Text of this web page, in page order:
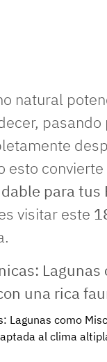
natural
pasando
esto
para tus
visitar este
Lagunas como
al clima